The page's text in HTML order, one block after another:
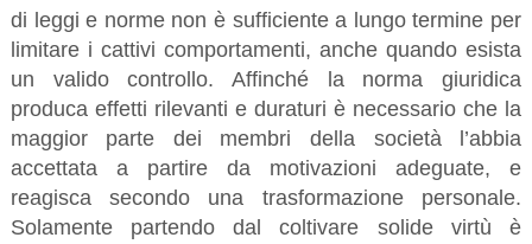
di leggi e norme non è sufficiente a lungo termine per
limitare i cattivi comportamenti, anche quando esista
un valido controllo. Affinché la norma giuridica
produca effetti rilevanti e duraturi è necessario che la
maggior parte dei membri della società l’abbia
accettata a partire da motivazioni adeguate, e
reagisca secondo una trasformazione personale.
Solamente partendo dal coltivare solide virtù è